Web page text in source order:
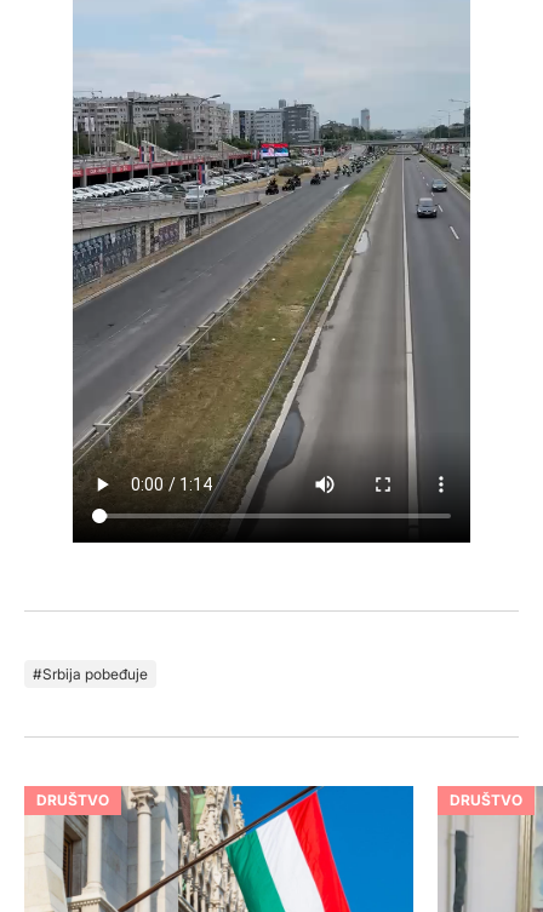
Srbija pobeđuje
DRUŠTVO DRUŠTVO